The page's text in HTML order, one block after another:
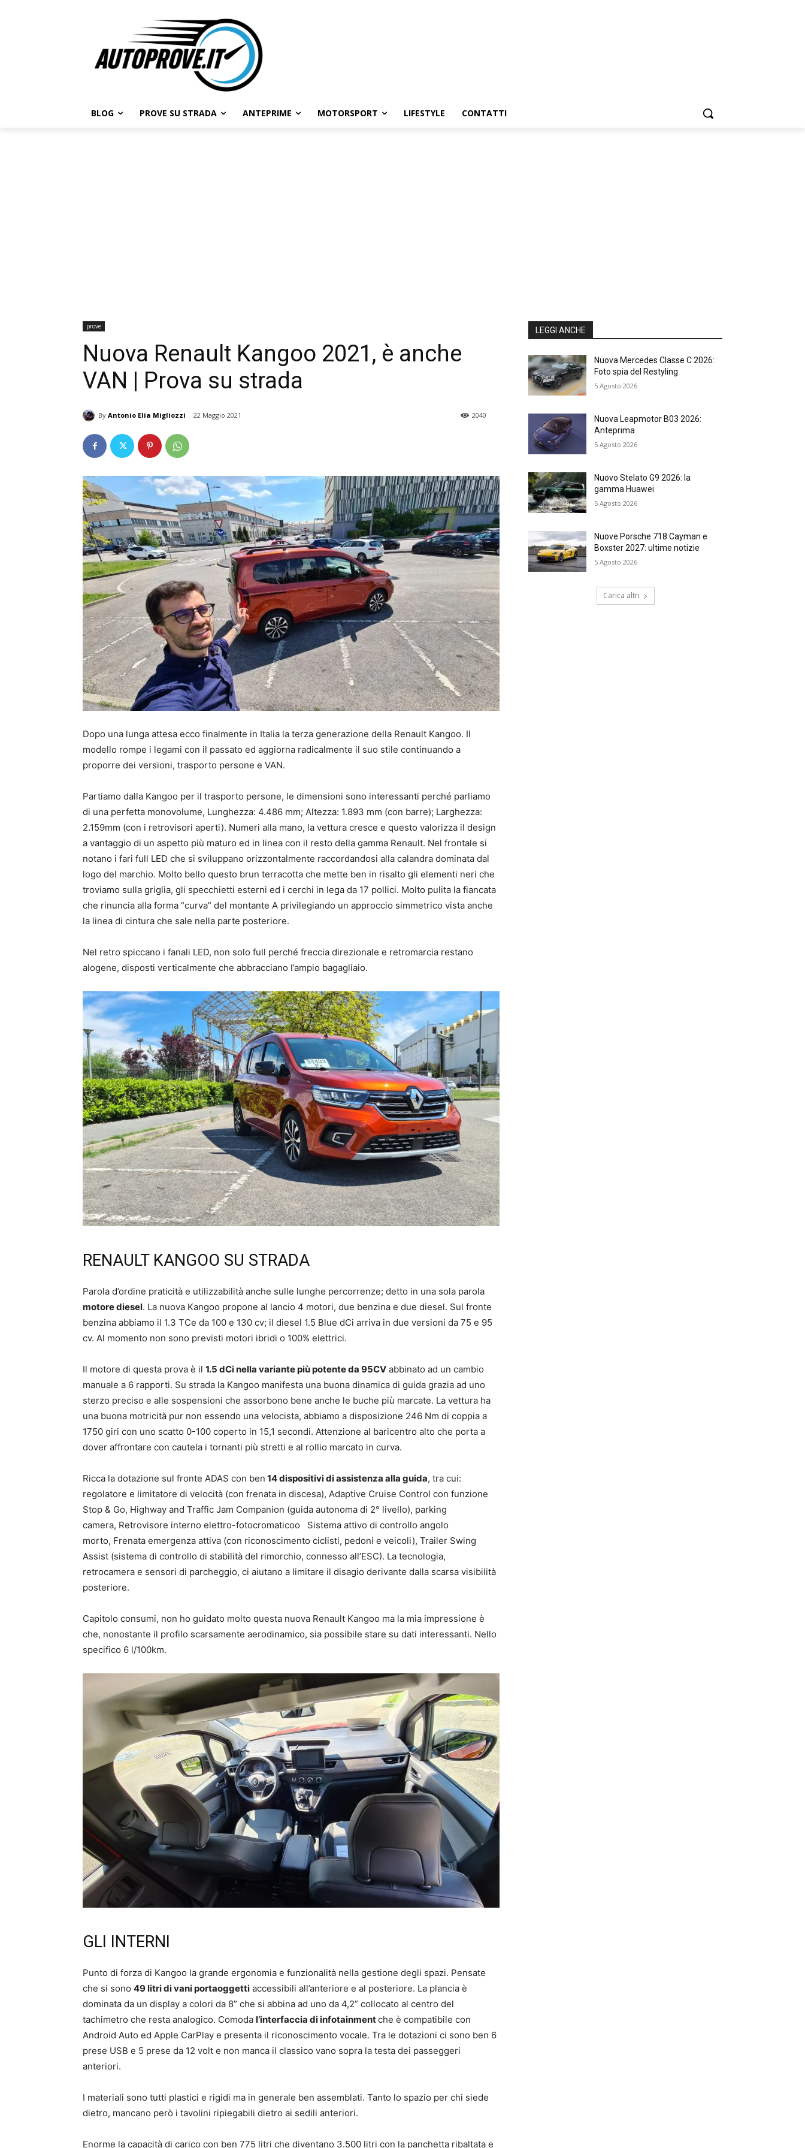
BLOG PROVE SU STRADA ANTEPRIME MOTORSPORT LIFESTYLE CONTATTI
prove
Nuova Renault Kangoo 2021, è anche
VAN | Prova su strada
By Antonio Elia Migliozzi 22 Maggio 2021 2040
Dopo una lunga attesa ecco finalmente in Italia la terza generazione della Renault Kangoo. Il
modello rompe i legami con il passato ed aggiorna radicalmente il suo stile continuando a
proporre dei versioni, trasporto persone e VAN.
Partiamo dalla Kangoo per il trasporto persone, le dimensioni sono interessanti perché parliamo
di una perfetta monovolume, Lunghezza: 4.486 mm; Altezza: 1.893 mm (con barre); Larghezza:
2.159mm (con i retrovisori aperti). Numeri alla mano, la vettura cresce e questo valorizza il design
a vantaggio di un aspetto più maturo ed in linea con il resto della gamma Renault. Nel frontale si
notano i fari full LED che si sviluppano orizzontalmente raccordandosi alla calandra dominata dal
logo del marchio. Molto bello questo brun terracotta che mette ben in risalto gli elementi neri che
troviamo sulla griglia, gli specchietti esterni ed i cerchi in lega da 17 pollici. Molto pulita la fiancata
che rinuncia alla forma “curva” del montante A privilegiando un approccio simmetrico vista anche
la linea di cintura che sale nella parte posteriore.
Nel retro spiccano i fanali LED, non solo full perché freccia direzionale e retromarcia restano
alogene, disposti verticalmente che abbracciano l’ampio bagagliaio.
RENAULT KANGOO SU STRADA
Parola d’ordine praticità e utilizzabilità anche sulle lunghe percorrenze; detto in una sola parola
motore diesel. La nuova Kangoo propone al lancio 4 motori, due benzina e due diesel. Sul fronte
benzina abbiamo il 1.3 TCe da 100 e 130 cv; il diesel 1.5 Blue dCi arriva in due versioni da 75 e 95
cv. Al momento non sono previsti motori ibridi o 100% elettrici.
Il motore di questa prova è il 1.5 dCi nella variante più potente da 95CV abbinato ad un cambio
manuale a 6 rapporti. Su strada la Kangoo manifesta una buona dinamica di guida grazia ad uno
sterzo preciso e alle sospensioni che assorbono bene anche le buche più marcate. La vettura ha
una buona motricità pur non essendo una velocista, abbiamo a disposizione 246 Nm di coppia a
1750 giri con uno scatto 0-100 coperto in 15,1 secondi. Attenzione al baricentro alto che porta a
dover affrontare con cautela i tornanti più stretti e al rollio marcato in curva.
Ricca la dotazione sul fronte ADAS con ben 14 dispositivi di assistenza alla guida, tra cui:
regolatore e limitatore di velocità (con frenata in discesa), Adaptive Cruise Control con funzione
Stop & Go, Highway and Traffic Jam Companion (guida autonoma di 2° livello), parking
camera, Retrovisore interno elettro-fotocromaticoo Sistema attivo di controllo angolo
morto, Frenata emergenza attiva (con riconoscimento ciclisti, pedoni e veicoli), Trailer Swing
Assist (sistema di controllo di stabilità del rimorchio, connesso all’ESC). La tecnologia,
retrocamera e sensori di parcheggio, ci aiutano a limitare il disagio derivante dalla scarsa visibilità
posteriore.
Capitolo consumi, non ho guidato molto questa nuova Renault Kangoo ma la mia impressione è
che, nonostante il profilo scarsamente aerodinamico, sia possibile stare su dati interessanti. Nello
specifico 6 l/100km.
GLI INTERNI
Punto di forza di Kangoo la grande ergonomia e funzionalità nella gestione degli spazi. Pensate
che si sono 49 litri di vani portaoggetti accessibili all’anteriore e al posteriore. La plancia è
dominata da un display a colori da 8” che si abbina ad uno da 4,2” collocato al centro del
tachimetro che resta analogico. Comoda l’interfaccia di infotainmentche è compatibile con
Android Auto ed Apple CarPlay e presenta il riconoscimento vocale. Tra le dotazioni ci sono ben 6
prese USB e 5 prese da 12 volt e non manca il classico vano sopra la testa dei passeggeri
anteriori.
I materiali sono tutti plastici e rigidi ma in generale ben assemblati. Tanto lo spazio per chi siede
dietro, mancano però i tavolini ripiegabili dietro ai sedili anteriori.
Enorme la capacità di carico con ben 775 litri che diventano 3.500 litri con la panchetta ribaltata e
LEGGI ANCHE
Nuova Mercedes Classe C 2026:
Foto spia del Restyling
5 Agosto 2026
Nuova Leapmotor B03 2026:
Anteprima
5 Agosto 2026
Nuovo Stelato G9 2026: la
gamma Huawei
5 Agosto 2026
Nuove Porsche 718 Cayman e
Boxster 2027: ultime notizie
5 Agosto 2026
Carica altri